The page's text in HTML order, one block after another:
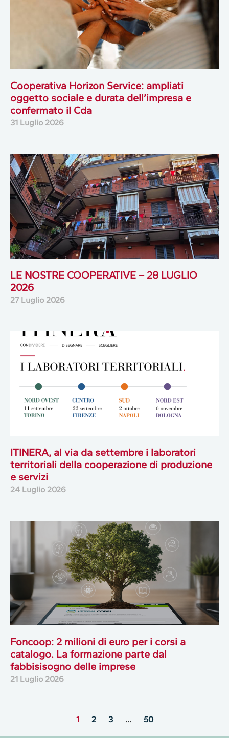
Cooperativa Horizon Service: ampliati
oggetto sociale e durata dell’impresa e
confermato il Cda
31 Luglio 2026
LE NOSTRE COOPERATIVE – 28 LUGLIO
2026
27 Luglio 2026
ITINERA, al via da settembre i laboratori
territoriali della cooperazione di produzione
e servizi
24 Luglio 2026
Foncoop: 2 milioni di euro per i corsi a
catalogo. La formazione parte dal
fabbisisogno delle imprese
21 Luglio 2026
1 2 3 … 50